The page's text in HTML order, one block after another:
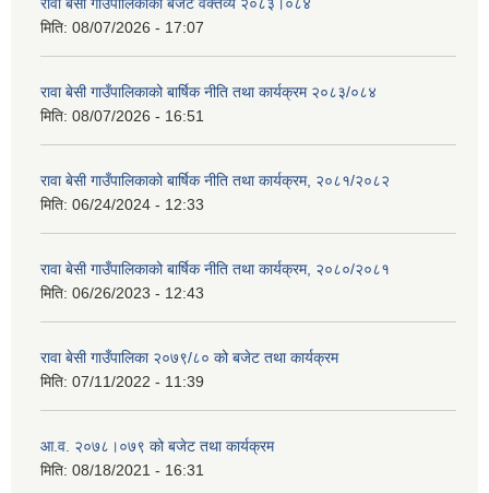
रावा बेसी गाउँपालिकाको बजेट वक्तव्य २०८३।०८४
मिति: 08/07/2026 - 17:07
रावा बेसी गाउँपालिकाको बार्षिक नीति तथा कार्यक्रम २०८३/०८४
मिति: 08/07/2026 - 16:51
रावा बेसी गाउँपालिकाको बार्षिक नीति तथा कार्यक्रम, २०८१/२०८२
मिति: 06/24/2024 - 12:33
रावा बेसी गाउँपालिकाको बार्षिक नीति तथा कार्यक्रम, २०८०/२०८१
मिति: 06/26/2023 - 12:43
रावा बेसी गाउँपालिका २०७९/८० को बजेट तथा कार्यक्रम
मिति: 07/11/2022 - 11:39
आ.व. २०७८।०७९ को बजेट तथा कार्यक्रम
मिति: 08/18/2021 - 16:31